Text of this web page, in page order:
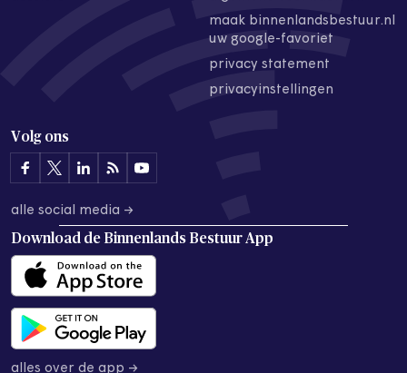
maak binnenlandsbestuur.nl
uw google-favoriet
privacy statement
privacyinstellingen
Volg ons
alle social media →
Download de Binnenlands Bestuur App
alles over de app →